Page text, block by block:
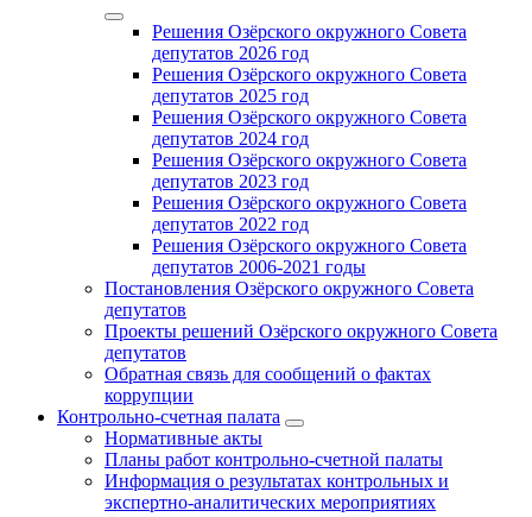
Решения Озёрского окружного Совета
депутатов 2026 год
Решения Озёрского окружного Совета
депутатов 2025 год
Решения Озёрского окружного Совета
депутатов 2024 год
Решения Озёрского окружного Совета
депутатов 2023 год
Решения Озёрского окружного Совета
депутатов 2022 год
Решения Озёрского окружного Совета
депутатов 2006-2021 годы
Постановления Озёрского окружного Совета
депутатов
Проекты решений Озёрского окружного Совета
депутатов
Обратная связь для сообщений о фактах
коррупции
Контрольно-счетная палата
Нормативные акты
Планы работ контрольно-счетной палаты
Информация о результатах контрольных и
экспертно-аналитических мероприятиях